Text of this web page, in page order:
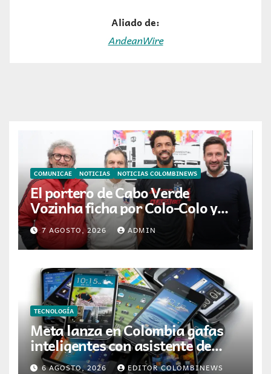
Aliado de:
AndeanWire
COMUNICAE NOTICIAS NOTICIAS COLOMBINEWS
El portero de Cabo Verde
Vozinha ficha por Colo-Colo y
JETOUR respalda su nueva
etapa
7 AGOSTO, 2026 ADMIN
TECNOLOGÍA
Meta lanza en Colombia gafas
inteligentes con asistente de
inteligencia artificial
6 AGOSTO, 2026 EDITOR COLOMBINEWS